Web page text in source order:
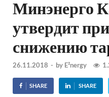
Минэнерго
утвердит
снижению
26.11.2018 - by E²nergy
SHARE SHARE